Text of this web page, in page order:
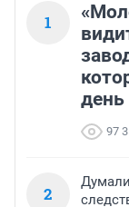
1
день
97
2